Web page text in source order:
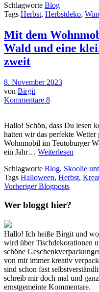
Schlagworte Blog
Tags Herbst, Herbstdeko,
Mit dem
Wald und eine
zweit
8. November 2023
von Birgit
Kommentare 8
Hallo! Schön, dass Du lesen
hatten wir das perfekte
Wohnmobil im Teutoburger
ein Jahr… Weiterlesen
Schlagworte Blog, Skoolie
Tags Halloween, Herbst,
Vorheriger Blogposts
Wer bloggt hier?
Hallo! Ich heiße Birgit und
wird über Tischdekorationen
schöne
von mir immer kreativ
sind schon fast
schreib mir doch mal und
ernstgemeinte Kommentare.